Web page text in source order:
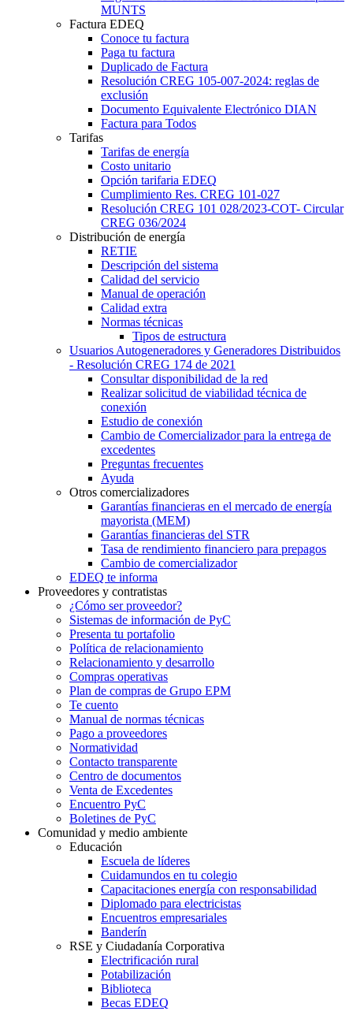
MUNTS
Factura EDEQ
Conoce tu factura
Paga tu factura
Duplicado de Factura
Resolución CREG 105-007-2024: reglas de
exclusión
Documento Equivalente Electrónico DIAN
Factura para Todos
Tarifas
Tarifas de energía
Costo unitario
Opción tarifaria EDEQ
Cumplimiento Res. CREG 101-027
Resolución CREG 101 028/2023-COT- Circular
CREG 036/2024
Distribución de energía
RETIE
Descripción del sistema
Calidad del servicio
Manual de operación
Calidad extra
Normas técnicas
Tipos de estructura
Usuarios Autogeneradores y Generadores Distribuidos
- Resolución CREG 174 de 2021
Consultar disponibilidad de la red
Realizar solicitud de viabilidad técnica de
conexión
Estudio de conexión
Cambio de Comercializador para la entrega de
excedentes
Preguntas frecuentes
Ayuda
Otros comercializadores
Garantías financieras en el mercado de energía
mayorista (MEM)
Garantías financieras del STR
Tasa de rendimiento financiero para prepagos
Cambio de comercializador
EDEQ te informa
Proveedores y contratistas
¿Cómo ser proveedor?
Sistemas de información de PyC
Presenta tu portafolio
Política de relacionamiento
Relacionamiento y desarrollo
Compras operativas
Plan de compras de Grupo EPM
Te cuento
Manual de normas técnicas
Pago a proveedores
Normatividad
Contacto transparente
Centro de documentos
Venta de Excedentes
Encuentro PyC
Boletines de PyC
Comunidad y medio ambiente
Educación
Escuela de líderes
Cuidamundos en tu colegio
Capacitaciones energía con responsabilidad
Diplomado para electricistas
Encuentros empresariales
Banderín
RSE y Ciudadanía Corporativa
Electrificación rural
Potabilización
Biblioteca
Becas EDEQ